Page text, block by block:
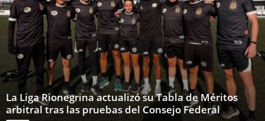
La Liga Rionegrina actualizó su Tabla de Méritos
arbitral tras las pruebas del Consejo Federal